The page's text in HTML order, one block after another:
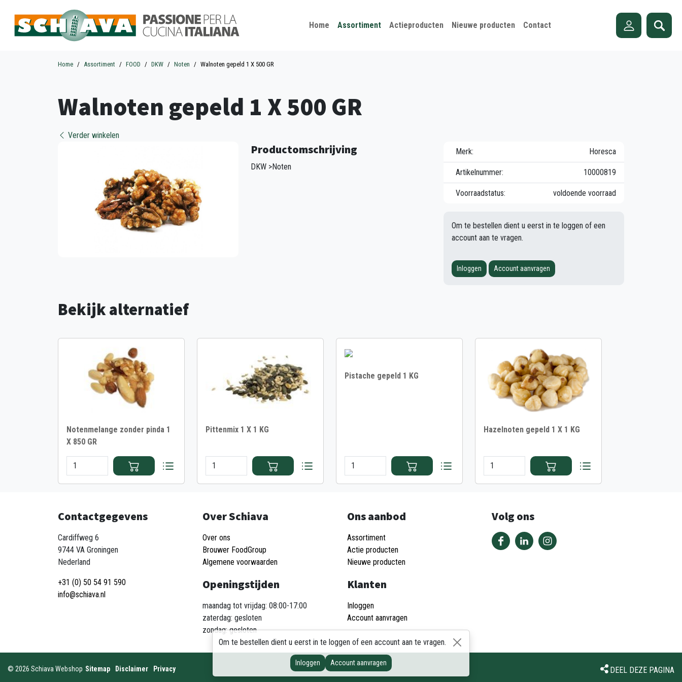
Home Assortiment Actieproducten Nieuwe producten Contact
Home Assortiment FOOD DKW Noten Walnoten gepeld 1 X 500 GR
Walnoten gepeld 1 X 500 GR
Verder winkelen
Productomschrijving
DKW >Noten
Merk: Horesca
Artikelnummer: 10000819
Voorraadstatus: voldoende voorraad
Om te bestellen dient u eerst in te loggen of een
account aan te vragen.
Inloggen Account aanvragen
Bekijk alternatief
Notenmelange zonder pinda 1
X 850 GR
Pittenmix 1 X 1 KG
Pistache gepeld 1 KG
Hazelnoten gepeld 1 X 1 KG
Om te bestellen dient u eerst in te loggen of een account aan te vragen.
Inloggen Account aanvragen
Contactgegevens
Cardiffweg 6
9744 VA Groningen
Nederland
+31 (0) 50 54 91 590
info@schiava.nl
Over Schiava
Over ons
Brouwer FoodGroup
Algemene voorwaarden
Openingstijden
maandag tot vrijdag: 08:00-17:00
zaterdag: gesloten
zondag: gesloten
Ons aanbod
Assortiment
Actie producten
Nieuwe producten
Klanten
Inloggen
Account aanvragen
Volg ons
© 2026 Schiava Webshop Sitemap Disclaimer Privacy DEEL DEZE PAGINA